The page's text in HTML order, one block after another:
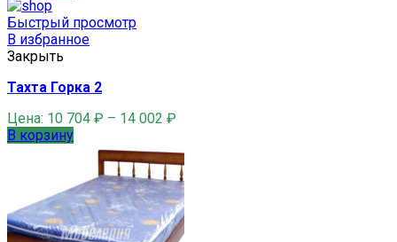
Быстрый просмотр
В избранное
Закрыть
Тахта Горка 2
Цена: 10 704 ₽ – 14 002 ₽
В корзину